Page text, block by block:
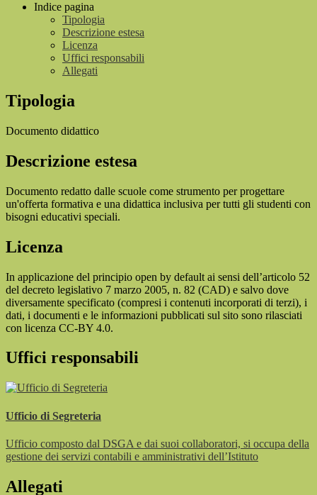
Indice pagina
Tipologia
Descrizione estesa
Licenza
Uffici responsabili
Allegati
Tipologia
Documento didattico
Descrizione estesa
Documento redatto dalle scuole come strumento per progettare
un'offerta formativa e una didattica inclusiva per tutti gli studenti con
bisogni educativi speciali.
Licenza
In applicazione del principio open by default ai sensi dell’articolo 52
del decreto legislativo 7 marzo 2005, n. 82 (CAD) e salvo dove
diversamente specificato (compresi i contenuti incorporati di terzi), i
dati, i documenti e le informazioni pubblicati sul sito sono rilasciati
con licenza CC-BY 4.0.
Uffici responsabili
Ufficio di Segreteria
Ufficio composto dal DSGA e dai suoi collaboratori, si occupa della
gestione dei servizi contabili e amministrativi dell’Istituto
Allegati